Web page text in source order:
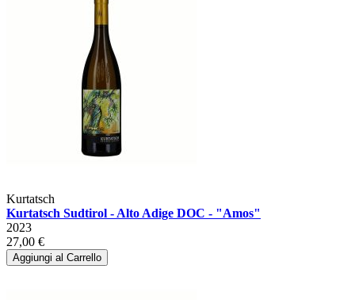
Kurtatsch
Kurtatsch Sudtirol - Alto Adige DOC - "Amos"
2023
27,00 €
Aggiungi al Carrello